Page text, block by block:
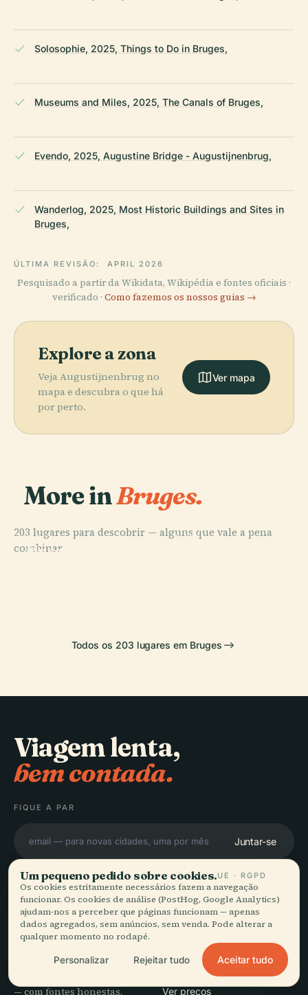
Solosophie, 2025, Things to Do in Bruges,
Museums and Miles, 2025, The Canals of Bruges,
Evendo, 2025, Augustine Bridge - Augustijnenbrug,
Wanderlog, 2025, Most Historic Buildings and Sites in
Bruges,
ÚLTIMA REVISÃO: APRIL 2026
Pesquisado a partir da Wikidata, Wikipédia e fontes oficiais ·
verificado · Como fazemos os nossos guias →
Explore a zona
Veja Augustijnenbrug no
mapa e descubra o que há
por perto.
Ver mapa
More inBruges.
203 lugares para descobrir — alguns que vale a pena
combinar.
PLACE
Museu
PLACE
PLACE
PLACE
Todos os 203 lugares em Bruges
Viagem lenta,
bem contada.
FIQUE A PAR
Juntar-se
Audiala
Guias de áudio para a forma
— com fontes honestas,
EXPLORAR
Guias
Dicas de viagem
Ver preços
Um pequeno pedido sobre cookies.UE · RGPD
Os cookies estritamente necessários fazem a navegação
funcionar. Os cookies de análise (PostHog, Google Analytics)
ajudam-nos a perceber que páginas funcionam — apenas
dados agregados, sem anúncios, sem venda. Pode alterar a
qualquer momento no rodapé.
Personalizar Rejeitar tudo Aceitar tudo